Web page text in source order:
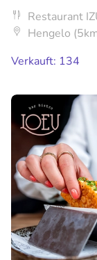
Restaurant
Hengelo
Verkauft: 134